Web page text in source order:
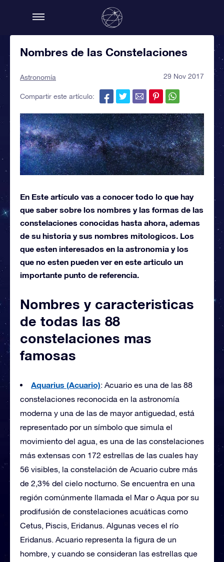
Nombres de las Constelaciones
Astronomía 29 Nov 2017
Compartir este artículo:
En Este artículo vas a conocer todo lo que hay
que saber sobre los nombres y las formas de las
constelaciones conocidas hasta ahora, ademas
de su historia y sus nombres mitologicos. Los
que esten interesados en la astronomia y los
que no esten pueden ver en este articulo un
importante punto de referencia.
Nombres y caracteristicas
de todas las 88
constelaciones mas
famosas
Aquarius (Acuario): Acuario es una de las 88
constelaciones reconocida en la astronomía
moderna y una de las de mayor antiguedad, está
representado por un símbolo que simula el
movimiento del agua, es una de las constelaciones
más extensas con 172 estrellas de las cuales hay
56 visibles, la constelación de Acuario cubre más
de 2,3% del cielo nocturno. Se encuentra en una
región comúnmente llamada el Mar o Aqua por su
prodifusión de constelaciones acuáticas como
Cetus, Piscis, Eridanus. Algunas veces el río
Eridanus. Acuario representa la figura de un
hombre, y cuando se consideran las estrellas que